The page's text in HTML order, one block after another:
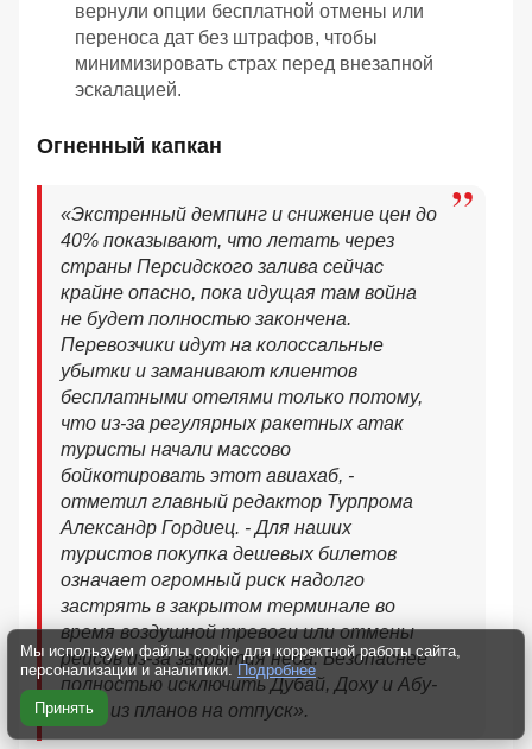
вернули опции бесплатной отмены или
переноса дат без штрафов, чтобы
минимизировать страх перед внезапной
эскалацией.
Огненный капкан
«Экстренный демпинг и снижение цен до
40% показывают, что летать через
страны Персидского залива сейчас
крайне опасно, пока идущая там война
не будет полностью закончена.
Перевозчики идут на колоссальные
убытки и заманивают клиентов
бесплатными отелями только потому,
что из-за регулярных ракетных атак
туристы начали массово
бойкотировать этот авиахаб, -
отметил главный редактор Турпрома
Александр Гордиец. - Для наших
туристов покупка дешевых билетов
означает огромный риск надолго
застрять в закрытом терминале во
время воздушной тревоги или отмены
рейсов из-за закрытия неба. Безопаснее
полностью исключить Дубай, Доху и Абу-
Даби из планов на отпуск».
Мы используем файлы cookie для корректной работы сайта,
персонализации и аналитики. Подробнее
Принять